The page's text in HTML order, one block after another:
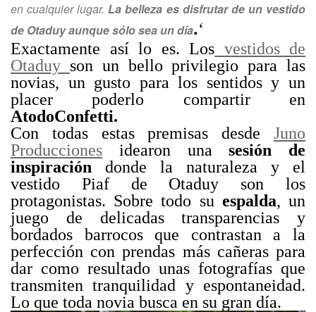
en cualquier lugar.La belleza es disfrutar de un vestido
de Otaduy aunque sólo sea un día.‘
Exactamente así lo es. Los vestidos de
Otaduy son un bello privilegio para las
novias, un gusto para los sentidos y un
placer poderlo compartir en
AtodoConfetti.
Con todas estas premisas desde Juno
Producciones idearon unasesión de
inspiración donde la naturaleza y el
vestido Piaf de Otaduy son los
protagonistas. Sobre todo su espalda, un
juego de delicadas transparencias y
bordados barrocos que contrastan a la
perfección con prendas más cañeras para
dar como resultado unas fotografías que
transmiten tranquilidad y espontaneidad.
Lo que toda novia busca en su gran día.